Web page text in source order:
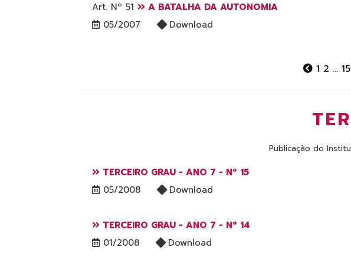
Art. Nº 51
A BATALHA DA AUTONOMIA
05/2007 Download
1 2 ... 15
Publicação do
TERCEIRO GRAU - ANO 7 - Nº 15
05/2008 Download
TERCEIRO GRAU - ANO 7 - Nº 14
01/2008 Download